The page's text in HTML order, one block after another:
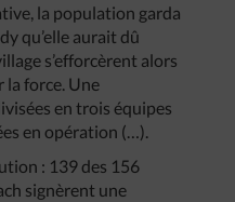
la population garda
qu’elle aurait dû
s’efforcèrent alors
la force. Une
en trois équipes
en opération (…).
: 139 des 156
signèrent une